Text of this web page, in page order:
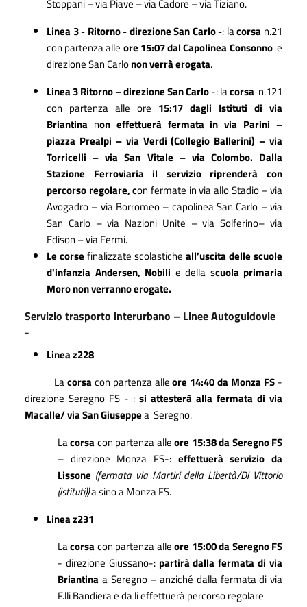
Stoppani – via Piave – via Cadore – via Tiziano.
Linea 3 - Ritorno - direzione San Carlo -: lacorsa n.21
con partenza alle ore 15:07dal Capolinea Consonnoe
direzione San Carlonon verrà erogata.
Linea 3 Ritorno – direzione San Carlo-: lacorsa n.121
con partenza alle ore 15:17 dagli Istituti di via
Briantina non effettuerà fermata in via Parini –
piazza Prealpi – via Verdi (Collegio Ballerini) – via
Torricelli – via San Vitale – via Colombo. Dalla
Stazione Ferroviaria il servizio riprenderà con
percorso regolare, con fermate in via allo Stadio – via
Avogadro – via Borromeo – capolinea San Carlo – via
San Carlo – via Nazioni Unite – via Solferino– via
Edison – via Fermi.
Le corsefinalizzate scolastiche all’uscita delle scuole
d'infanzia Andersen, Nobili e della scuola primaria
Moronon verranno erogate.
Servizio trasporto interurbano – Linee Autoguidovie
-
Linea z228
Lacorsacon partenza alleore 14:40 da Monza FS -
direzione Seregno FS - : si attesterà alla fermata di via
Macalle/ via San Giuseppea Seregno.
Lacorsacon partenza alleore 15:38 da Seregno FS
– direzione Monza FS-: effettuerà servizio da
Lissone (fermata via Martiri della Libertà/Di Vittorio
(istituti))a sino a Monza FS.
Linea z231
Lacorsacon partenza alleore 15:00 da Seregno FS
- direzione Giussano-: partirà dalla fermata di via
Briantina a Seregno – anziché dalla fermata di via
F.lli Bandiera e da li effettuerà percorso regolare